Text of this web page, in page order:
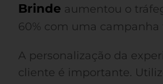
Brinde aumentou o
60% com uma campanha
A personalização da
cliente é importante.